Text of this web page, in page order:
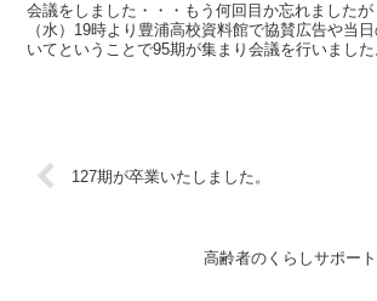
会議をしました・・・もう何回目か忘れましたが
（水）19時より豊浦高校資料館で協賛広告や当
いてということで95期が集まり会議を行いまし
127期が卒業いたしました。
高齢者のくらしサポー